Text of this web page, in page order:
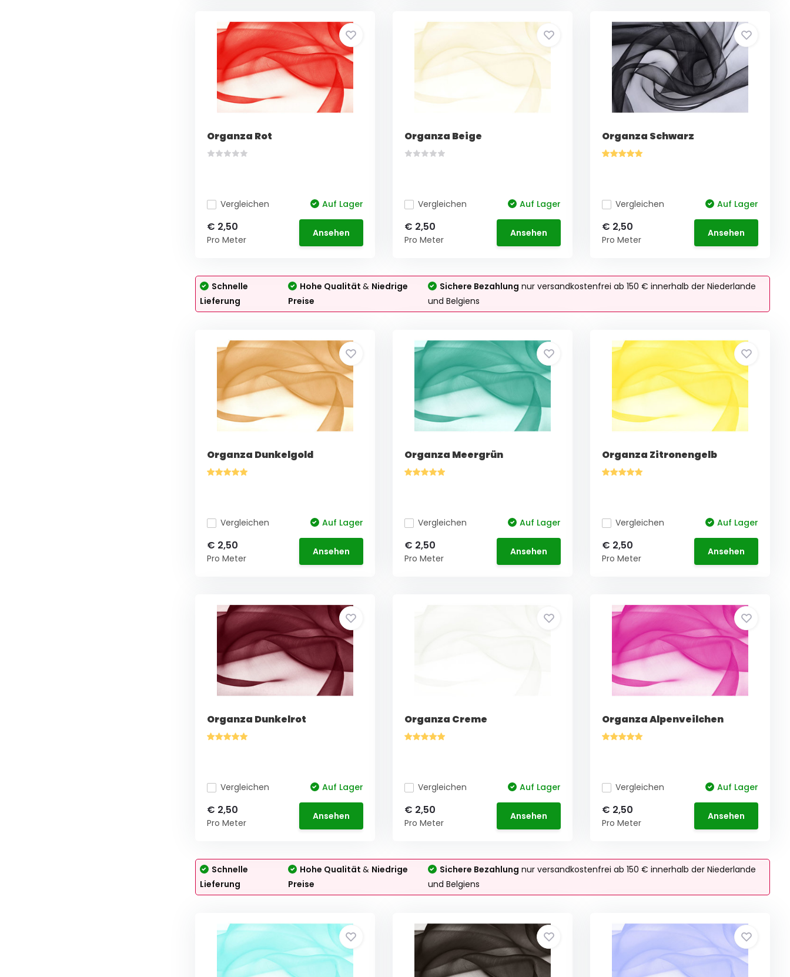
Organza Rot
Vergleichen Auf Lager
€ 2,50
Pro Meter
Ansehen
Organza Beige
Vergleichen Auf Lager
€ 2,50
Pro Meter
Ansehen
Organza Schwarz
Vergleichen Auf Lager
€ 2,50
Pro Meter
Ansehen
Schnelle
Lieferung
Hohe Qualität& Niedrige
Preise
Sichere Bezahlung nur versandkostenfrei ab 150 € innerhalb der Niederlande
und Belgiens
Organza Dunkelgold
Vergleichen Auf Lager
€ 2,50
Pro Meter
Ansehen
Organza Meergrün
Vergleichen Auf Lager
€ 2,50
Pro Meter
Ansehen
Organza Zitronengelb
Vergleichen Auf Lager
€ 2,50
Pro Meter
Ansehen
Organza Dunkelrot
Vergleichen Auf Lager
€ 2,50
Pro Meter
Ansehen
Organza Creme
Vergleichen Auf Lager
€ 2,50
Pro Meter
Ansehen
Organza Alpenveilchen
Vergleichen Auf Lager
€ 2,50
Pro Meter
Ansehen
Schnelle
Lieferung
Hohe Qualität& Niedrige
Preise
Sichere Bezahlung nur versandkostenfrei ab 150 € innerhalb der Niederlande
und Belgiens